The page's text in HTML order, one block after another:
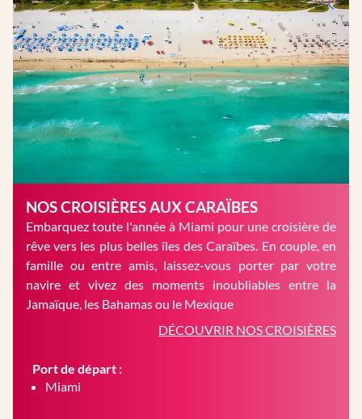
NOS CROISIÈRES AUX CARAÏBES
Embarquez toute l'année à Miami pour une croisière de
rêve vers les plus belles îles des Caraïbes. En couple, en
famille ou entre amis, laissez-vous porter par votre
navire et vivez des moments inoubliables entre la
Jamaïque, les Bahamas ou le Mexique
DÉCOUVRIR NOS CROISIÈRES
Port de départ :
Miami